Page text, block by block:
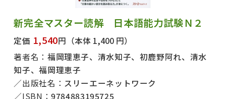
新完全マスター読解 日本語能力試験Ｎ２
定価 1,540円 （本体 1,400 円）
著者名： 福岡理恵子、清水知子、初鹿野阿れ、清水
知子、福岡理恵子
出版社名： スリーエーネットワーク
ISBN：9784883195725